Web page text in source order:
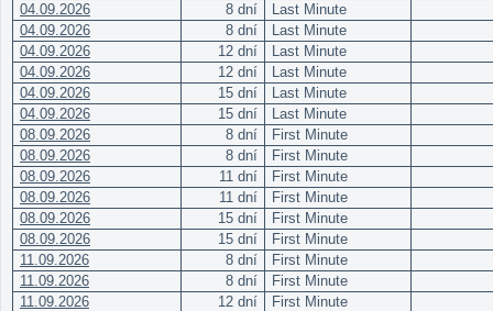
04.09.2026
8 dní
Last Minute
04.09.2026
8 dní
Last Minute
04.09.2026
12 dní
Last Minute
04.09.2026
12 dní
Last Minute
04.09.2026
15 dní
Last Minute
04.09.2026
15 dní
Last Minute
08.09.2026
8 dní
First Minute
08.09.2026
8 dní
First Minute
08.09.2026
11 dní
First Minute
08.09.2026
11 dní
First Minute
08.09.2026
15 dní
First Minute
08.09.2026
15 dní
First Minute
11.09.2026
8 dní
First Minute
11.09.2026
8 dní
First Minute
11.09.2026
12 dní
First Minute